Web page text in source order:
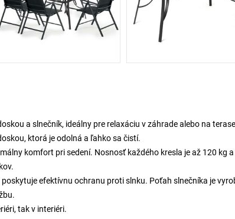
a slnečník, ideálny pre relaxáciu v záhrade alebo na
ktorá je odolná a ľahko sa čistí.
komfort pri sedení. Nosnosť každého kresla je až 120 kg
efektívnu ochranu proti slnku. Poťah slnečníka je
tak v interiéri.